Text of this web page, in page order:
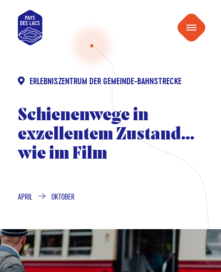
Pays
des
Menu
ERLEBNISZENTRUM DER GEMEINDE-BAHNSTRECKE
Schienenwege in
exzellentem Zustand…
wie im Film
APRIL OKTOBER